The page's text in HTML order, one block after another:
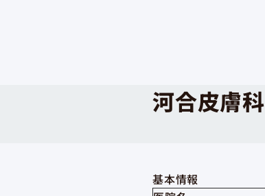
河合皮膚科
基本情報